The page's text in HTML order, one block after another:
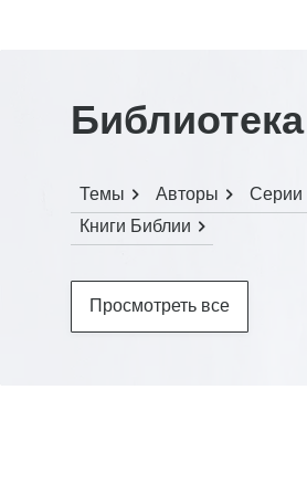
Темы Авторы Серии
Книги Библии
Просмотреть все